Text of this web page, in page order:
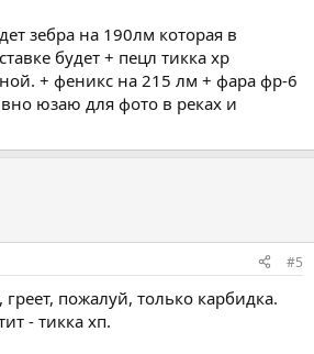
зебра на 190лм которая в
будет + пецл тикка хр
+ феникс на 215 лм + фара фр-6
юзаю для фото в реках и
#5
греет, пожалуй, только карбидка.
- тикка хп.